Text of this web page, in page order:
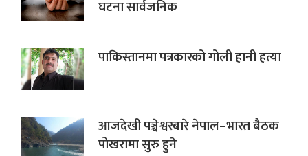
घटना सार्वजनिक
पाकिस्तानमा पत्रकारको गोली हानी हत्या
आजदेखी पञ्चेश्वरबारे नेपाल–भारत बैठक
पोखरामा सुरु हुने